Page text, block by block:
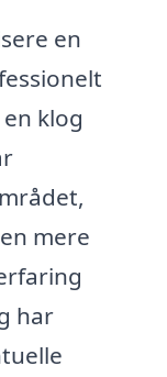
en
klog
mere
har